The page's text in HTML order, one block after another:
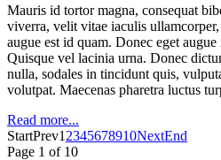
Mauris id tortor magna, consequat
viverra, velit vitae iaculis
augue est id quam. Donec eget
Quisque vel lacinia urna. Donec
nulla, sodales in tincidunt quis,
volutpat. Maecenas pharetra luctus
Read more...
StartPrev1 2345678910NextEnd
Page 1 of 10